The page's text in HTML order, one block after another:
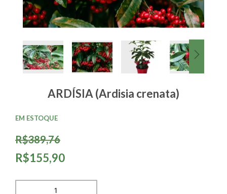
ARDÍSIA (Ardisia crenata)
R$389,76
R$155,90
EM ESTOQUE